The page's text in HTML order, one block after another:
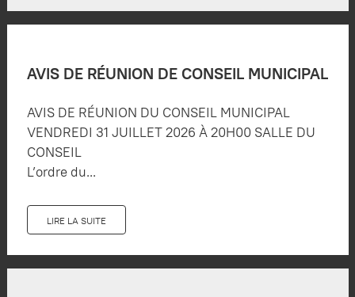
AVIS DE RÉUNION DE CONSEIL MUNICIPAL
AVIS DE RÉUNION DU CONSEIL MUNICIPAL
VENDREDI 31 JUILLET 2026 À 20H00 SALLE DU
CONSEIL
L’ordre du...
LIRE LA SUITE